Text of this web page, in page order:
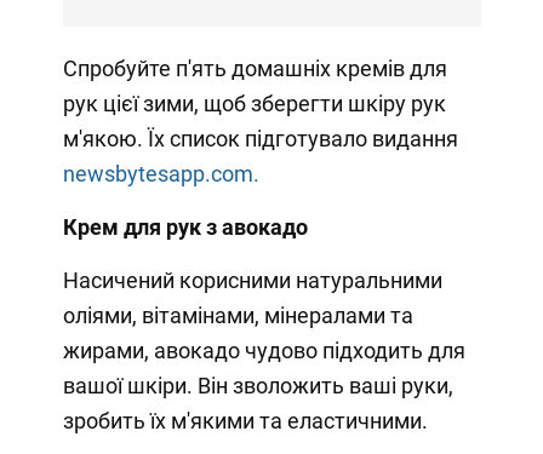
Спробуйте п'ять домашніх кремів для
рук цієї зими, щоб зберегти шкіру рук
м'якою. Їх список підготувало видання
newsbytesapp.com.
Крем для рук з авокадо
Насичений корисними натуральними
оліями, вітамінами, мінералами та
жирами, авокадо чудово підходить для
вашої шкіри. Він зволожить ваші руки,
зробить їх м'якими та еластичними.